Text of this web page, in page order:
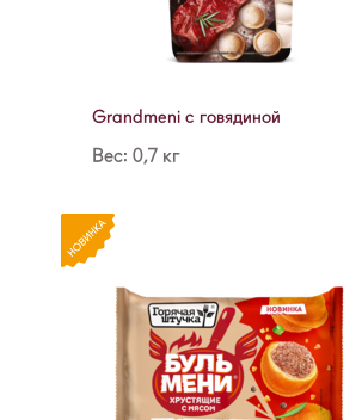
Grandmeni с говядиной
Вес: 0,7 кг